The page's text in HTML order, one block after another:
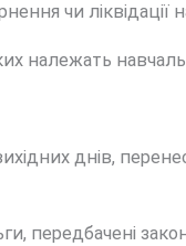
чи ліквідації
належать
днів,
передбачені